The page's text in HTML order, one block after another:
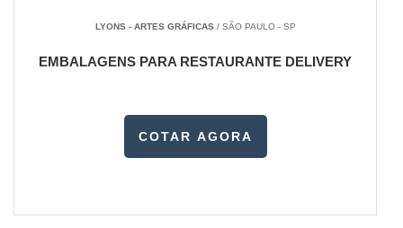
LYONS - ARTES GRÁFICAS/ SÃO PAULO - SP
EMBALAGENS PARA RESTAURANTE DELIVERY
COTAR AGORA